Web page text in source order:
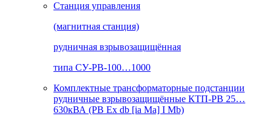
Станция управления
(магнитная станция)
рудничная взрывозащищённая
типа СУ-РВ-100…1000
Комплектные трансформаторные подстанции
рудничные взрывозащищённые КТП-РВ 25…
630кВА (РВ Ex db [ia Ma] I Mb)